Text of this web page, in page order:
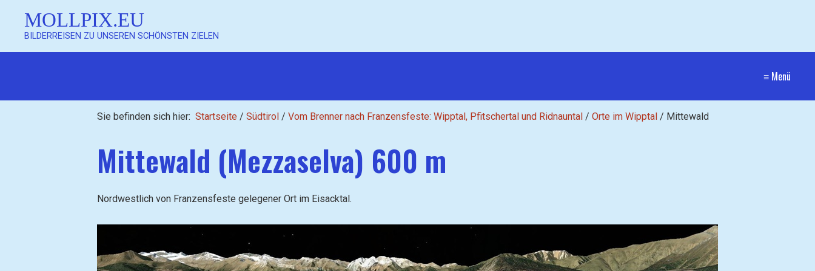
MOLLPIX.EU
BILDERREISEN ZU UNSEREN SCHÖNSTEN ZIELEN
≡ Menü
Sie befinden sich hier: Startseite / Südtirol / Vom Brenner nach Franzensfeste: Wipptal, Pfitschertal und Ridnauntal / Orte im Wipptal / Mittewald
Mittewald (Mezzaselva) 600 m
Nordwestlich von Franzensfeste gelegener Ort im Eisacktal.